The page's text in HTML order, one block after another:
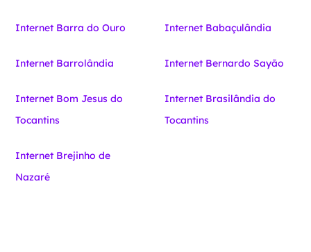
Internet Barra do Ouro Internet Babaçulândia
Internet Barrolândia Internet Bernardo Sayão
Internet Bom Jesus do
Tocantins
Internet Brasilândia do
Tocantins
Internet Brejinho de
Nazaré